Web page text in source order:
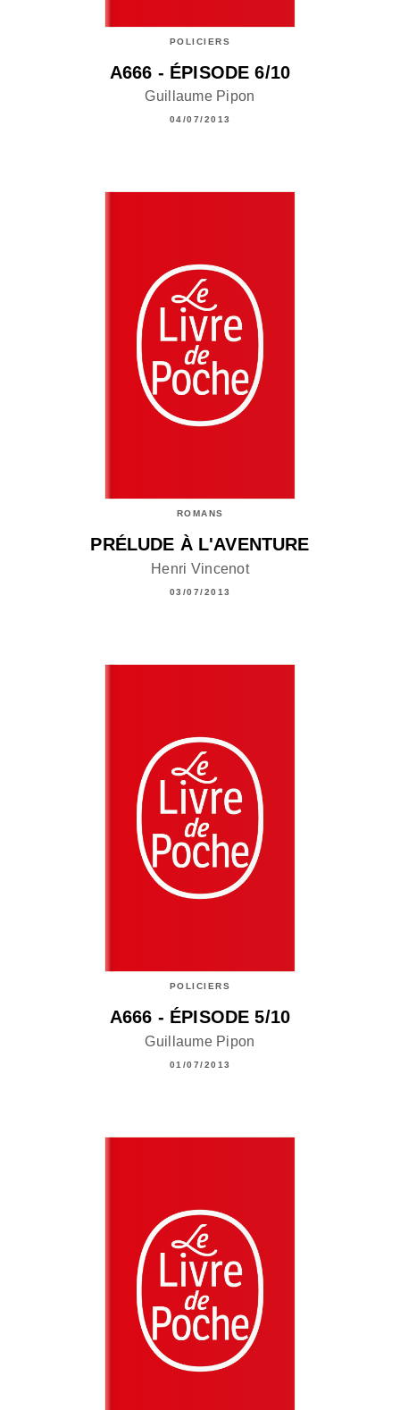
POLICIERS
A666 - ÉPISODE 6/10
Guillaume Pipon
04/07/2013
ROMANS
PRÉLUDE À L'AVENTURE
Henri Vincenot
03/07/2013
POLICIERS
A666 - ÉPISODE 5/10
Guillaume Pipon
01/07/2013